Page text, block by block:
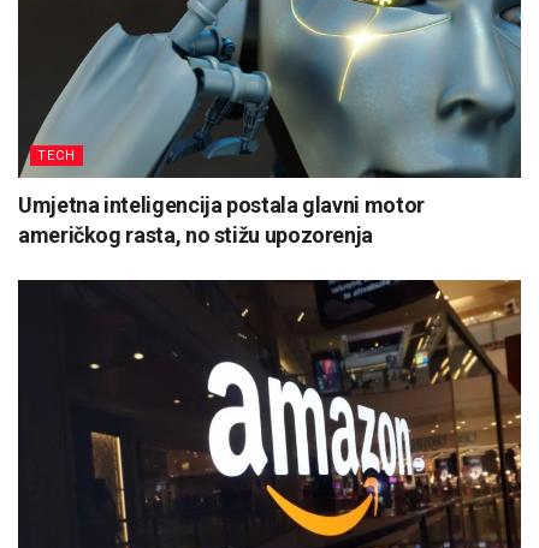
TECH
Umjetna inteligencija postala glavni motor
američkog rasta, no stižu upozorenja